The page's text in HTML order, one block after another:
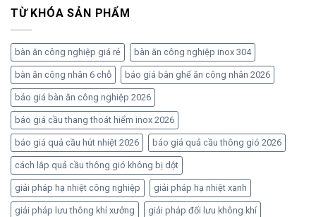
TỪ KHÓA SẢN PHẨM
bàn ăn công nghiệp giá rẻ bàn ăn công nghiệp inox 304
bàn ăn công nhân 6 chỗ báo giá bàn ghế ăn công nhân 2026
báo giá bàn ăn công nghiệp 2026
báo giá cầu thang thoát hiểm inox 2026
báo giá quả cầu hút nhiệt 2026 báo giá quả cầu thông gió 2026
cách lắp quả cầu thông gió không bị dột
giải pháp hạ nhiệt công nghiệp giải pháp hạ nhiệt xanh
giải pháp lưu thông khí xưởng giải pháp đối lưu không khí